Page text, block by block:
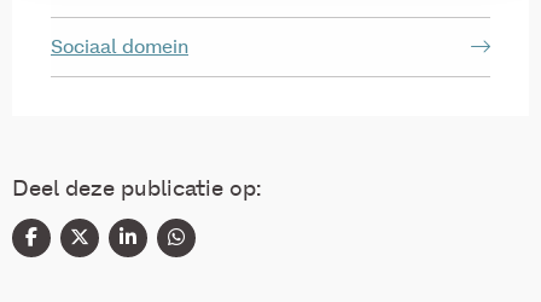
Sociaal domein
Deel deze publicatie op: